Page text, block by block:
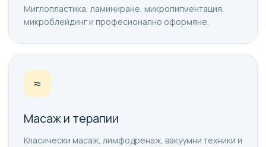
Миглопластика, ламиниране, микропигментация,
микроблейдинг и професионално оформяне.
≈
Масаж и терапии
Класически масаж, лимфодренаж, вакуумни техники и